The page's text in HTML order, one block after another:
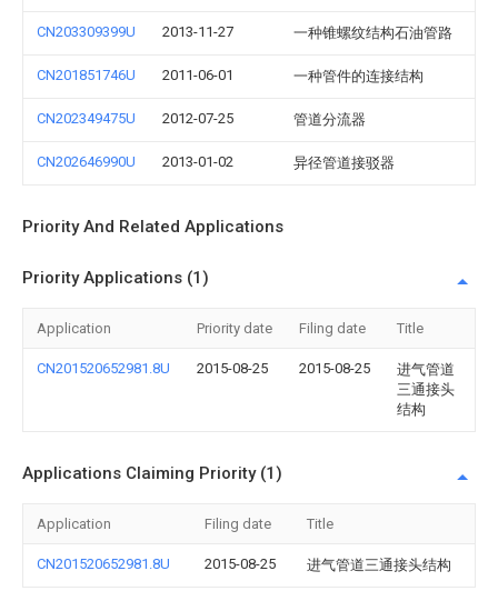
CN203309399U 2013-11-27 一种锥螺纹结构石油管路
CN201851746U 2011-06-01 一种管件的连接结构
CN202349475U 2012-07-25 管道分流器
CN202646990U 2013-01-02 异径管道接驳器
Priority And Related Applications
Priority Applications (1)
Application Priority date Filing date Title
CN201520652981.8U 2015-08-25 2015-08-25
进气管道
三通接头
结构
Applications Claiming Priority (1)
Application Filing date Title
CN201520652981.8U 2015-08-25 进气管道三通接头结构